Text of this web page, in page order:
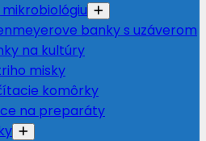
banky s uzáverom
na kultúry
misky
komôrky
na preparáty